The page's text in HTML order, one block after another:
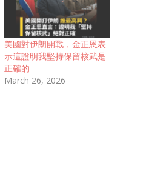
美國對伊朗開戰，金正恩表
示這證明我堅持保留核武是
正確的
March 26, 2026